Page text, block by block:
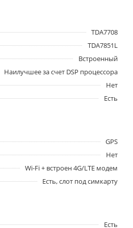
TDA7708
TDA7851L
Встроенный
Наилучшее за счет DSP процессора
Нет
Есть
GPS
Нет
Wi-Fi + встроен 4G/LTE модем
Есть, слот под симкарту
Есть